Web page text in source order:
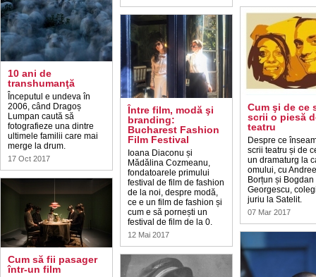
10 ani de
transhumanţă
Începutul e undeva în
2006, când Dragoș
Lumpan caută să
fotografieze una dintre
ultimele familii care mai
merge la drum.
17 Oct 2017
Cum să fii pasager
într-un film
Între film, modă şi
branding:
Bucharest Fashion
Film Festival
Ioana Diaconu și
Mădălina Cozmeanu,
fondatoarele primului
festival de film de fashion
de la noi, despre modă,
ce e un film de fashion și
cum e să pornești un
festival de film de la 0.
12 Mai 2017
Cum şi de ce
scrii o piesă
teatru
Despre ce
scrii teatru și de
un dramaturg la
omului, cu
Borțun și Bogdan
Georgescu,
juriu la Satelit.
07 Mar 2017